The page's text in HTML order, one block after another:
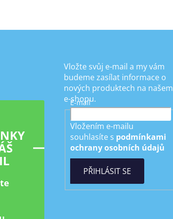
Vložte svůj e-mail a my vám
budeme zasílat informace o
nových produktech na našem
e-shopu.
E-mail
Vložením e-mailu
souhlasíte s podmínkami
ochrany osobních údajů
PŘIHLÁSIT SE